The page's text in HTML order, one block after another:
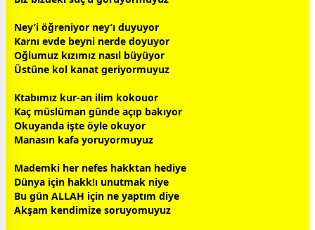
Ney’i öğreniyor ney’ı duyuyor
Karnı evde beyni nerde doyuyor
Oğlumuz kızımız nasıl büyüyor
Üstüne kol kanat geriyormuyuz
Ktabımız kur-an ilim kokouor
Kaç müslüman günde açıp bakıyor
Okuyanda işte öyle okuyor
Manasın kafa yoruyormuyuz
Mademki her nefes hakktan hediye
Dünya için hakk!ı unutmak niye
Bu gün ALLAH için ne yaptım diye
Akşam kendimize soruyomuyuz